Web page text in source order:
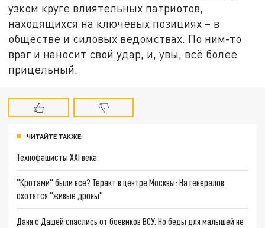
узком круге влиятельных патриотов,
находящихся на ключевых позициях – в
обществе и силовых ведомствах. По ним-то
враг и наносит свой удар, и, увы, всё более
прицельный.
ЧИТАЙТЕ ТАКЖЕ:
Технофашисты XXI века
"Кротами" были все? Теракт в центре Москвы: На генералов
охотятся "живые дроны"
Даня с Дашей спаслись от боевиков ВСУ. Но беды для малышей не